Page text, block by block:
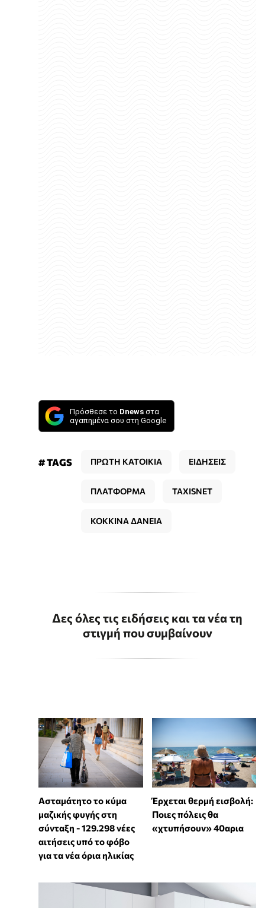
Πρόσθεσε το Dnews στα
αγαπημένα σου στη Google
# TAGS ΠΡΩΤΗ ΚΑΤΟΙΚΙΑ ΕΙΔΗΣΕΙΣ
ΠΛΑΤΦΟΡΜΑ TAXISNET
ΚΟΚΚΙΝΑ ΔΑΝΕΙΑ
Δες όλες τις ειδήσεις και τα νέα τη
στιγμή που συμβαίνουν
Ασταμάτητο το κύμα
μαζικής φυγής στη
σύνταξη - 129.298 νέες
αιτήσεις υπό το φόβο
για τα νέα όρια ηλικίας
Έρχεται θερμή εισβολή:
Ποιες πόλεις θα
«χτυπήσουν» 40αρια